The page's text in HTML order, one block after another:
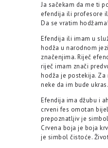
Ja sačekam da me ti
efendija ili profesore
Da se vratim hodžama!
Efendija ili imam u
hodža u narodnom
značenjima. Riječ
riječ imam znači
hodža je postekija. Za
neke da im bude ukras.
Efendija ima džubu i
crveni fes omotan
prepoznatljiv je
Crvena boja je boja
je simbol čistoće.